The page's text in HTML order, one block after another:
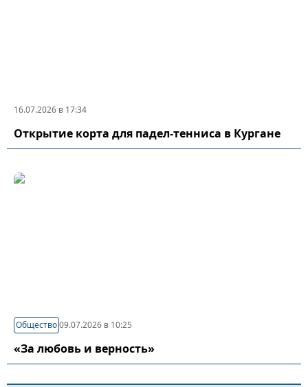
16.07.2026 в 17:34
Открытие корта для падел-тенниса в Кургане
Общество09.07.2026 в 10:25
«За любовь и верность»